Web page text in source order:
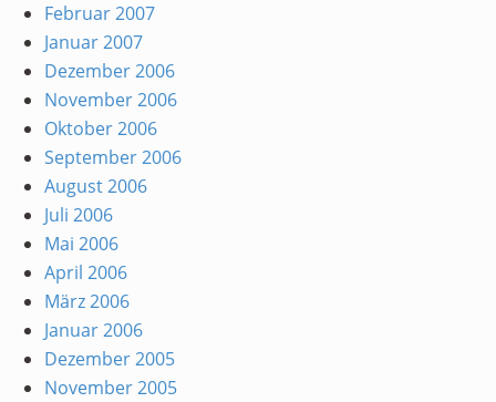
Februar 2007
Januar 2007
Dezember 2006
November 2006
Oktober 2006
September 2006
August 2006
Juli 2006
Mai 2006
April 2006
März 2006
Januar 2006
Dezember 2005
November 2005